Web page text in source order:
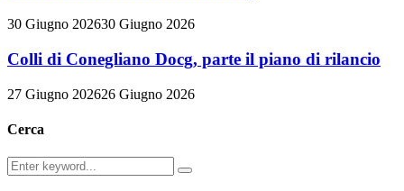
30 Giugno 202630 Giugno 2026
Colli di Conegliano Docg, parte il piano di rilancio
27 Giugno 202626 Giugno 2026
Cerca
Search
for:
Search